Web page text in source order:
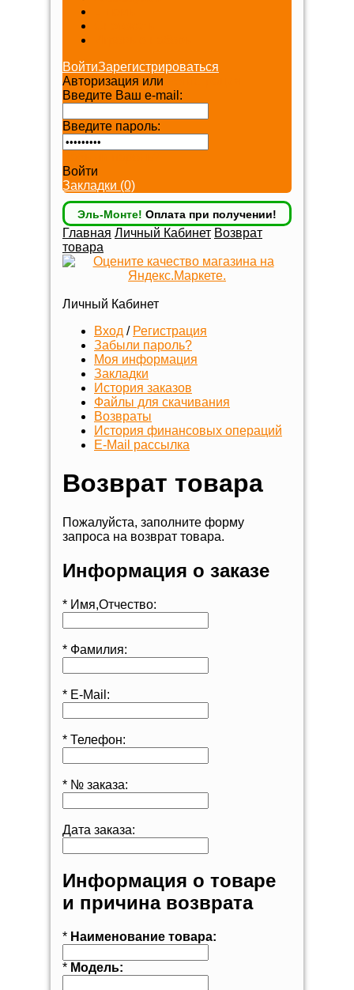
ВойтиЗарегистрироваться
Авторизация или
Введите Ваш e-mail:
Введите пароль:
Войти
Закладки (0)
Эль-Монте! Оплата при получении!
Главная Личный Кабинет Возврат
товара
Личный Кабинет
Вход / Регистрация
Забыли пароль?
Моя информация
Закладки
История заказов
Файлы для скачивания
Возвраты
История финансовых операций
E-Mail рассылка
Возврат товара
Пожалуйста, заполните форму
запроса на возврат товара.
Информация о заказе
* Имя,Отчество:
* Фамилия:
* E-Mail:
* Телефон:
* № заказа:
Дата заказа:
Информация о товаре
и причина возврата
* Наименование товара:
* Модель: